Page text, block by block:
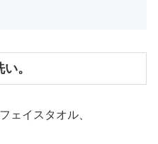
。
ェイスタオル、